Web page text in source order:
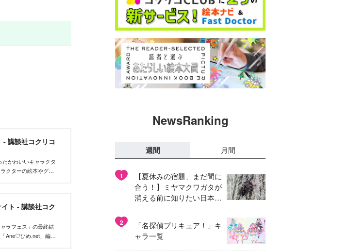
講談社コクリコ
かわいいキャラクタ
クターの絵本やグッ
ト - 講談社コク
ラフェス」の最終結
Ane♡ひめ.net」編集
NewsRanking
週間 月間
1
【夏休みの宿題、まだ間に
合う！】ミヤマクワガタが
消える前に知りたい日本の
異変
2
「名探偵プリキュア！」キ
ャラ一覧